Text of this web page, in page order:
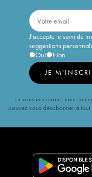
J'accepte le suivi de
suggestions
Oui
Non
JE
En vous inscrivant, vous
pouvez vous désabonner à